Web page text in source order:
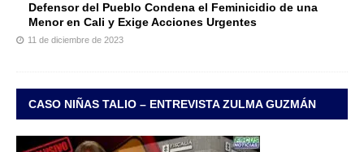
Defensor del Pueblo Condena el Feminicidio de una
Menor en Cali y Exige Acciones Urgentes
11 de diciembre de 2023
CASO NIÑAS TALIO – ENTREVISTA ZULMA GUZMÁN